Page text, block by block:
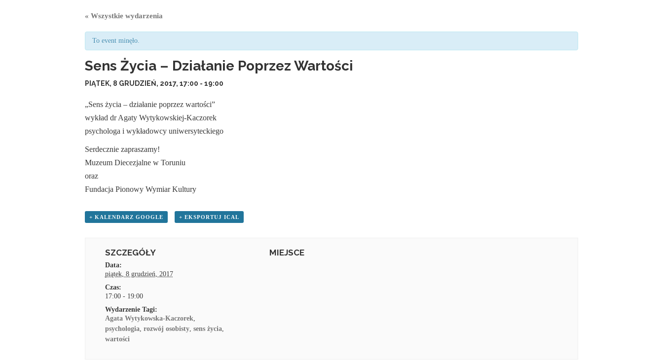
« Wszystkie wydarzenia
To event minęło.
Sens Życia – Działanie Poprzez Wartości
PIĄTEK, 8 GRUDZIEŃ, 2017, 17:00 - 19:00
„Sens życia – działanie poprzez wartości”
wykład dr Agaty Wytykowskiej-Kaczorek
psychologa i wykładowcy uniwersyteckiego
Serdecznie zapraszamy!
Muzeum Diecezjalne w Toruniu
oraz
Fundacja Pionowy Wymiar Kultury
+ KALENDARZ GOOGLE + EKSPORTUJ ICAL
SZCZEGÓŁY
Data:
piątek, 8 grudzień, 2017
Czas:
17:00 - 19:00
Wydarzenie Tagi:
Agata Wytykowska-Kaczorek,
psychologia, rozwój osobisty, sens życia,
wartości
MIEJSCE